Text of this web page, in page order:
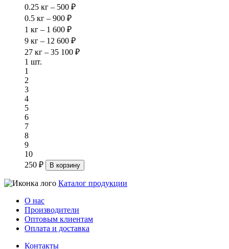
0.25 кг – 500 ₽
0.5 кг – 900 ₽
1 кг – 1 600 ₽
9 кг – 12 600 ₽
27 кг – 35 100 ₽
1 шт.
1
2
3
4
5
6
7
8
9
10
250 ₽
В корзину
Каталог продукции
О нас
Производители
Оптовым клиентам
Оплата и доставка
Контакты